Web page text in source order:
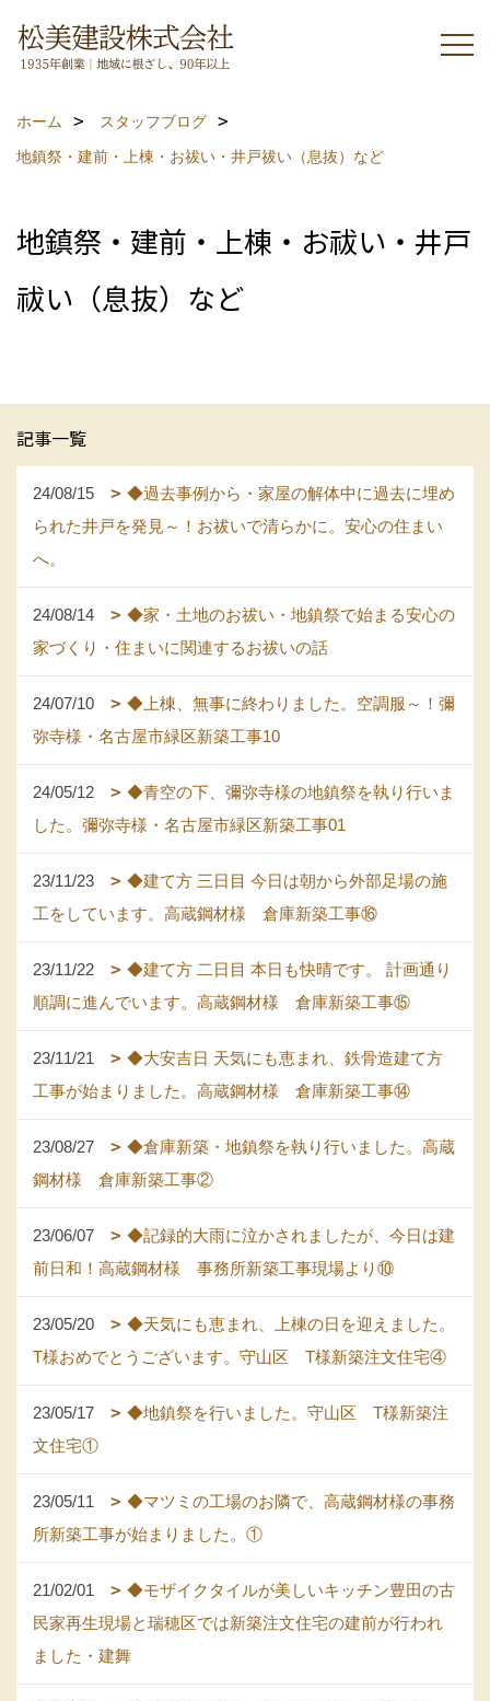
ホーム
スタッフブログ
地鎮祭・建前・上棟・お祓い・井戸祓い（息抜）など
地鎮祭・建前・上棟・お祓い・井戸
祓い（息抜）など
記事一覧
24/08/15
◆過去事例から・家屋の解体中に過去に埋め
られた井戸を発見～！お祓いで清らかに。安心の住まい
へ。
24/08/14
◆家・土地のお祓い・地鎮祭で始まる安心の
家づくり・住まいに関連するお祓いの話
24/07/10
◆上棟、無事に終わりました。空調服～！彌
弥寺様・名古屋市緑区新築工事10
24/05/12
◆青空の下、彌弥寺様の地鎮祭を執り行いま
した。彌弥寺様・名古屋市緑区新築工事01
23/11/23
◆建て方 三日目 今日は朝から外部足場の施
工をしています。高蔵鋼材様 倉庫新築工事⑯
23/11/22
◆建て方 二日目 本日も快晴です。 計画通り
順調に進んでいます。高蔵鋼材様 倉庫新築工事⑮
23/11/21
◆大安吉日 天気にも恵まれ、鉄骨造建て方
工事が始まりました。高蔵鋼材様 倉庫新築工事⑭
23/08/27
◆倉庫新築・地鎮祭を執り行いました。高蔵
鋼材様 倉庫新築工事②
23/06/07
◆記録的大雨に泣かされましたが、今日は建
前日和！高蔵鋼材様 事務所新築工事現場より⑩
23/05/20
◆天気にも恵まれ、上棟の日を迎えました。
T様おめでとうございます。守山区 T様新築注文住宅④
23/05/17
◆地鎮祭を行いました。守山区 T様新築注
文住宅①
23/05/11
◆マツミの工場のお隣で、高蔵鋼材様の事務
所新築工事が始まりました。①
21/02/01
◆モザイクタイルが美しいキッチン豊田の古
民家再生現場と瑞穂区では新築注文住宅の建前が行われ
ました・建舞